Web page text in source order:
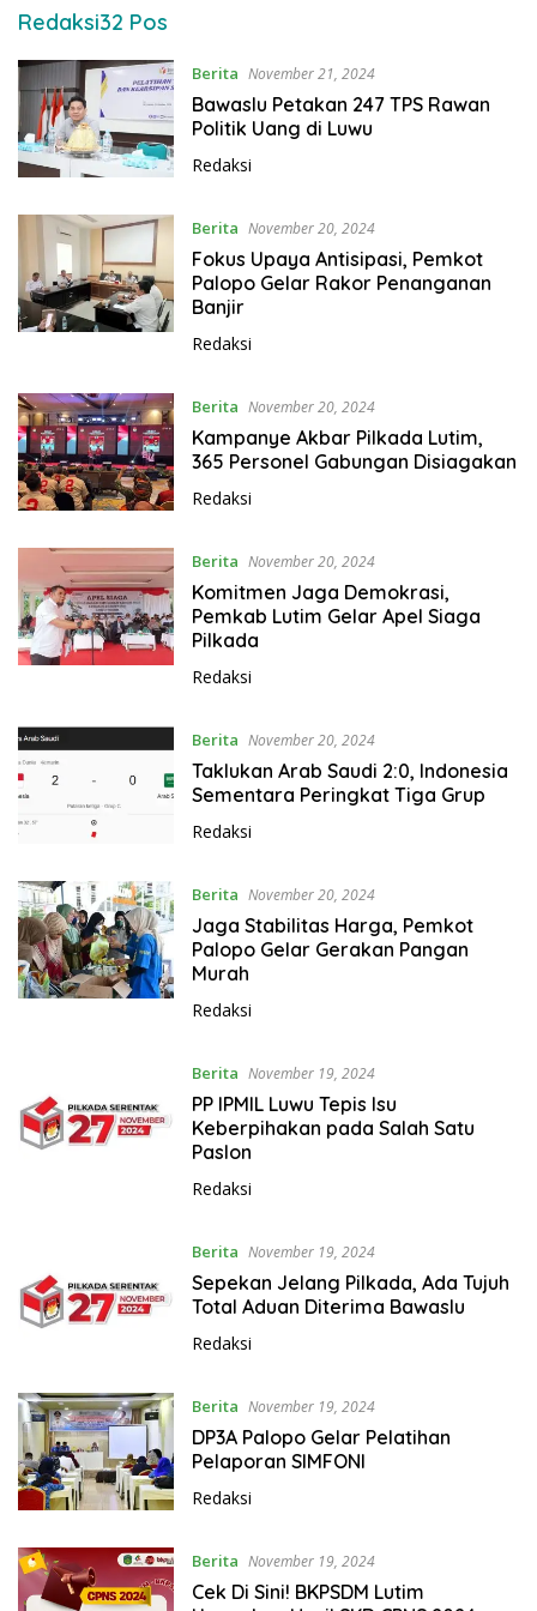
u
u
Redaksi32 Pos
Berita November 21, 2024
Bawaslu Petakan 247 TPS Rawan
Politik Uang di Luwu
Redaksi
Berita November 20, 2024
Fokus Upaya Antisipasi, Pemkot
Palopo Gelar Rakor Penanganan
Banjir
Redaksi
Berita November 20, 2024
Kampanye Akbar Pilkada Lutim,
365 Personel Gabungan Disiagakan
Redaksi
Berita November 20, 2024
Komitmen Jaga Demokrasi,
Pemkab Lutim Gelar Apel Siaga
Pilkada
Redaksi
Berita November 20, 2024
Taklukan Arab Saudi 2:0, Indonesia
Sementara Peringkat Tiga Grup
Redaksi
Berita November 20, 2024
Jaga Stabilitas Harga, Pemkot
Palopo Gelar Gerakan Pangan
Murah
Redaksi
Berita November 19, 2024
PP IPMIL Luwu Tepis Isu
Keberpihakan pada Salah Satu
Paslon
Redaksi
Berita November 19, 2024
Sepekan Jelang Pilkada, Ada Tujuh
Total Aduan Diterima Bawaslu
Redaksi
Berita November 19, 2024
DP3A Palopo Gelar Pelatihan
Pelaporan SIMFONI
Redaksi
Berita November 19, 2024
Cek Di Sini! BKPSDM Lutim